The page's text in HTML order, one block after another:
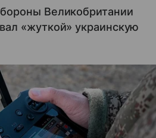
Великобритании
«жуткой» украинскую